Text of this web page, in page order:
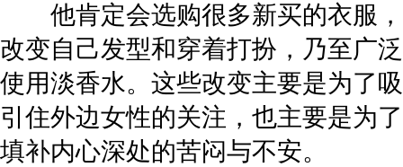
他肯定会选购很多新买的衣服，
改变自己发型和穿着打扮，乃至广泛
使用淡香水。这些改变主要是为了吸
引住外边女性的关注，也主要是为了
填补内心深处的苦闷与不安。